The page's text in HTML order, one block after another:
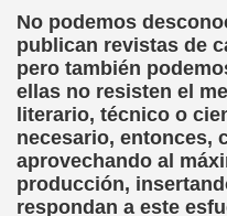
No podemos
publican revistas de
pero también
ellas no resisten el
literario, técnico o
necesario, entonces,
aprovechando al
producción,
respondan a este
Cuetos Suárez)
Otero)
Elissalde)
(Lídia León